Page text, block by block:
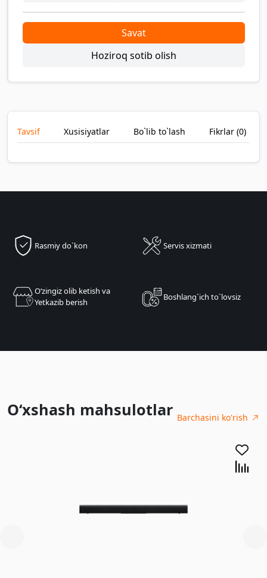
Savat
Hoziroq sotib olish
Tavsif Xusisiyatlar Bo`lib to`lash Fikrlar (0)
Rasmiy do`kon Servis xizmati
Oʻzingiz olib ketish va
Yetkazib berish
Boshlang`ich to`lovsiz
O‘xshash mahsulotlar Barchasini ko'rish